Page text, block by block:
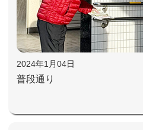
2024年1月04日
普段通り